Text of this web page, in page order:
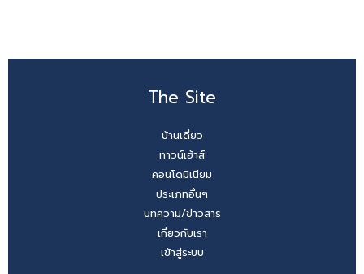
The Site
บ้านเดี่ยว
ทาวน์เฮ้าส์
คอนโดมิเนียม
ประเภทอื่นๆ
บทความ/ข่าวสาร
เกี่ยวกับเรา
เข้าสู่ระบบ